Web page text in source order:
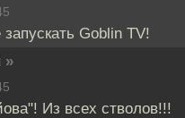
Goblin TV!
»
Из всех стволов!!!